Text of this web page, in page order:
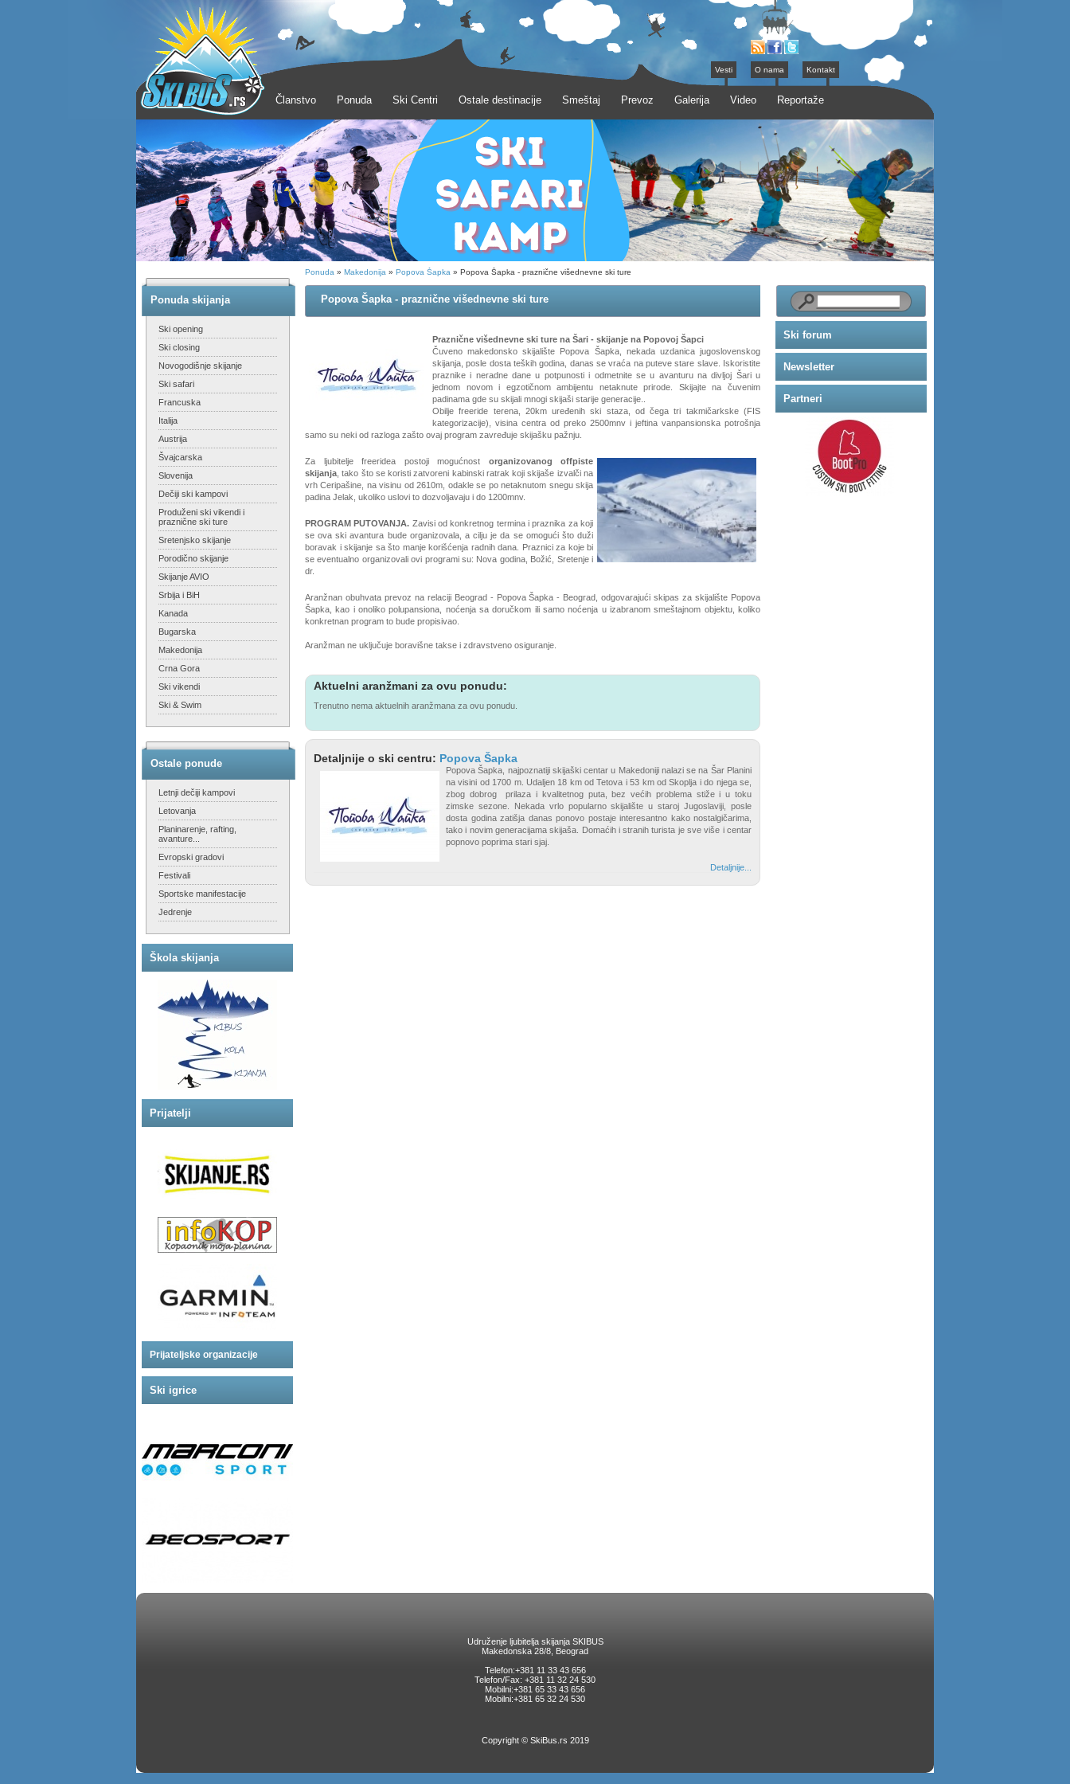
Vesti O nama Kontakt
Članstvo Ponuda Ski Centri Ostale destinacije Smeštaj Prevoz Galerija Video Reportaže
Ponuda skijanja
Ski opening
Ski closing
Novogodišnje skijanje
Ski safari
Francuska
Italija
Austrija
Švajcarska
Slovenija
Dečiji ski kampovi
Produženi ski vikendi i
praznične ski ture
Sretenjsko skijanje
Porodično skijanje
Skijanje AVIO
Srbija i BiH
Kanada
Bugarska
Makedonija
Crna Gora
Ski vikendi
Ski & Swim
Ostale ponude
Letnji dečiji kampovi
Letovanja
Planinarenje, rafting,
avanture...
Evropski gradovi
Festivali
Sportske manifestacije
Jedrenje
Škola skijanja
Prijatelji
Prijateljske organizacije
Ski igrice
Ponuda » Makedonija » Popova Šapka » Popova Šapka - praznične višednevne ski ture
Popova Šapka - praznične višednevne ski ture
Praznične višednevne ski ture na Šari - skijanje na Popovoj Šapci
Čuveno makedonsko skijalište Popova Šapka, nekada uzdanica jugoslovenskog
skijanja, posle dosta teških godina, danas se vraća na puteve stare slave. Iskoristite
praznike i neradne dane u potpunosti i odmetnite se u avanturu na divljoj Šari u
jednom novom i egzotičnom ambijentu netaknute prirode. Skijajte na čuvenim
padinama gde su skijali mnogi skijaši starije generacije..
Obilje freeride terena, 20km uređenih ski staza, od čega tri takmičarkske (FIS
kategorizacije), visina centra od preko 2500mnv i jeftina vanpansionska potrošnja
samo su neki od razloga zašto ovaj program zavređuje skijašku pažnju.
Za ljubitelje freeridea postoji mogućnost
organizovanog offpiste
skijanja , tako što se koristi zatvoreni kabinski ratrak koji skijaše izvalči na
vrh Ceripašine, na visinu od 2610m, odakle se po netaknutom snegu skija
padina Jelak, ukoliko uslovi to dozvoljavaju i do 1200mnv.
PROGRAM PUTOVANJA. Zavisi od konkretnog termina i praznika za koji
se ova ski avantura bude organizovala, a cilju je da se omogući što duži
boravak i skijanje sa što manje korišćenja radnih dana. Praznici za koje bi
se eventualno organizovali ovi programi su: Nova godina, Božić, Sretenje i
dr.
Aranžnan obuhvata prevoz na relaciji Beograd - Popova Šapka - Beograd, odgovarajući skipas za skijalište Popova
Šapka, kao i onoliko polupansiona, noćenja sa doručkom ili samo noćenja u izabranom smeštajnom objektu, koliko
konkretnan program to bude propisivao.
Aranžman ne uključuje boravišne takse i zdravstveno osiguranje.
Aktuelni aranžmani za ovu ponudu:
Trenutno nema aktuelnih aranžmana za ovu ponudu.
Detaljnije o ski centru: Popova Šapka
Popova Šapka, najpoznatiji skijaški centar u Makedoniji nalazi se na Šar Planini
na visini od 1700 m. Udaljen 18 km od Tetova i 53 km od Skoplja i do njega se,
zbog dobrog prilaza i kvalitetnog puta, bez većih problema stiže i u toku
zimske sezone. Nekada vrlo popularno skijalište u staroj Jugoslaviji, posle
dosta godina zatišja danas ponovo postaje interesantno kako nostalgičarima,
tako i novim generacijama skijaša. Domaćih i stranih turista je sve više i centar
popnovo poprima stari sjaj.
Detaljnije...
Ski forum
Newsletter
Partneri
Udruženje ljubitelja skijanja SKIBUS
Makedonska 28/8, Beograd
Telefon:+381 11 33 43 656
Telefon/Fax: +381 11 32 24 530
Mobilni:+381 65 33 43 656
Mobilni:+381 65 32 24 530
Copyright © SkiBus.rs 2019